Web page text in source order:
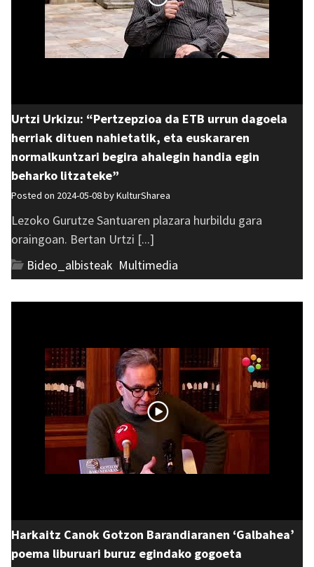
Urtzi Urkizu: “Pertzepzioa da ETB urrun dagoela
herriak dituen nahietatik, eta euskararen
normalkuntzari begira ahalegin handia egin
beharko litzateke”
Posted on 2024-05-08 byKulturSharea
Lezoko Gurutze Santuaren plazara hurbildu gara
oraingoan. Bertan Urtzi [...]
Bideo_albisteak Multimedia
Harkaitz Canok Gotzon Barandiaranen ‘Galbahea’
poema liburuari buruz egindako gogoeta